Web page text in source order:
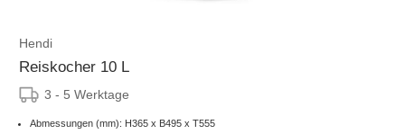
Hendi
Reiskocher 10 L
3 - 5 Werktage
Abmessungen (mm): H365 x B495 x T555